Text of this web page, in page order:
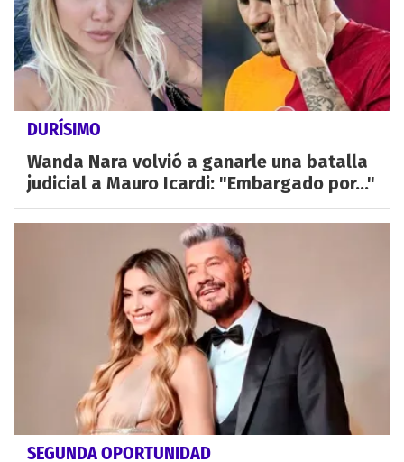
DURÍSIMO
Wanda Nara volvió a ganarle una batalla
judicial a Mauro Icardi: "Embargado por..."
SEGUNDA OPORTUNIDAD